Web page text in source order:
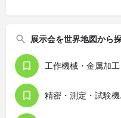
展示会を世界地図から
工作機械・金属加工